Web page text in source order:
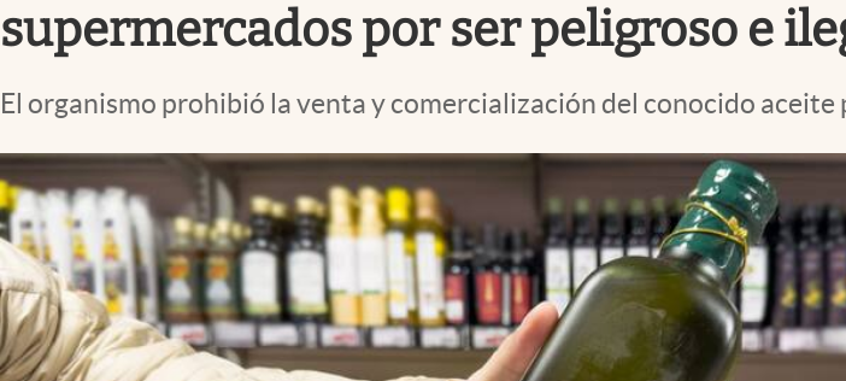
Eventos Corporativos
Mediakit
supermercados por ser peligroso e
El organismo prohibió la venta y comercialización del conocido